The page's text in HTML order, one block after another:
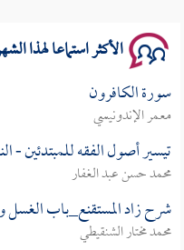
الأكثر استماعا لهذا
سورة الكافرون
معمر الإندونيسي
تيسير أصول الفقه للمبتدئين -
محمد حسن عبد الغفار
شرح زاد المستقنع_باب الغسل
محمد مختار الشنقيطي